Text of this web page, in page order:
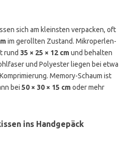
sich am kleinsten verpacken, oft
im gerollten Zustand. Mikroperlen-
rund 35 × 25 × 12 cmund behalten
und Polyester liegen bei etwa
Memory-Schaum ist
bei 50 × 30 × 15 cmoder mehr
ins Handgepäck